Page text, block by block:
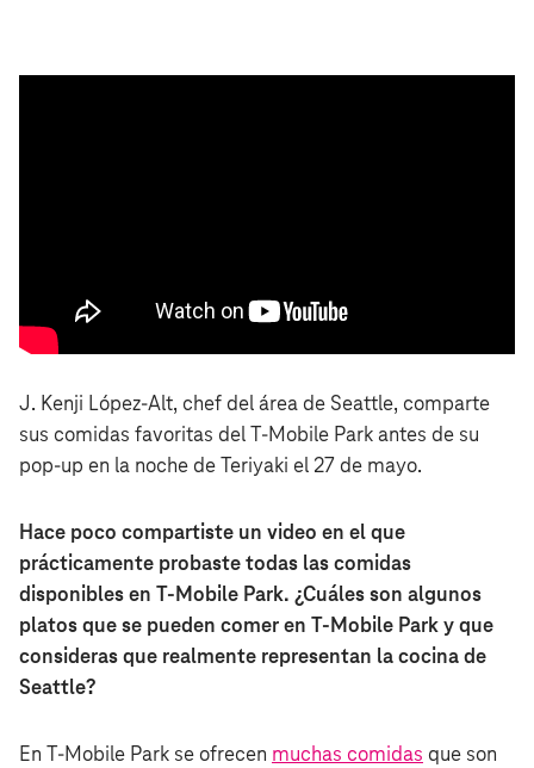
J. Kenji López-Alt, chef del área de Seattle, comparte
sus comidas favoritas del T‑Mobile Park antes de su
pop-up en la noche de Teriyaki el 27 de mayo.
Hace poco compartiste un video en el que
prácticamente probaste todas las comidas
disponibles en T‑Mobile Park. ¿Cuáles son algunos
platos que se pueden comer en T‑Mobile Park y que
consideras que realmente representan la cocina de
Seattle?
En T‑Mobile Park se ofrecen muchas comidas que son